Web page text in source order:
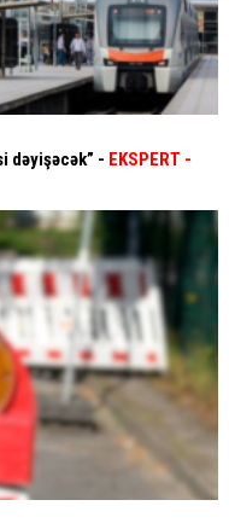
dəyişəcək” - EKSPERT -